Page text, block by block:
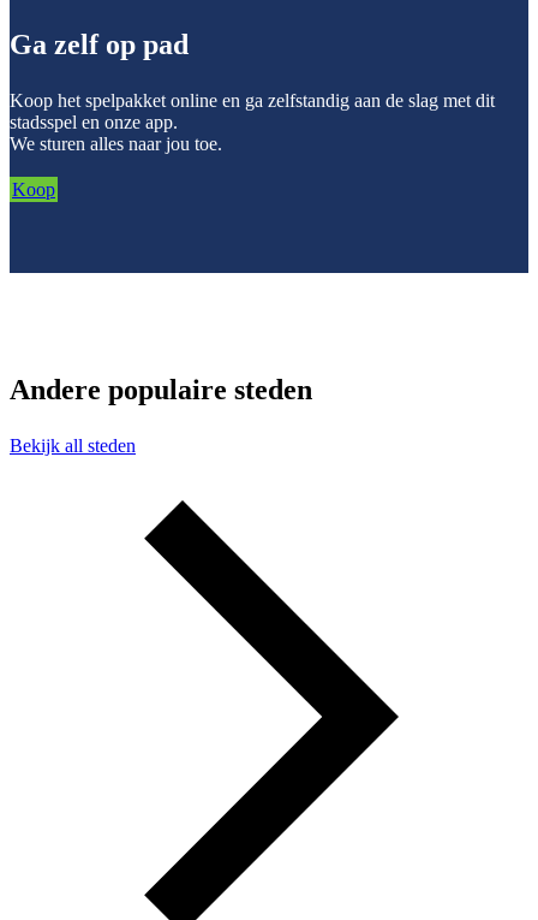
Ga zelf op pad
Koop het spelpakket online en ga zelfstandig aan de slag met dit
stadsspel en onze app.
We sturen alles naar jou toe.
Koop
Andere populaire steden
Bekijk all steden